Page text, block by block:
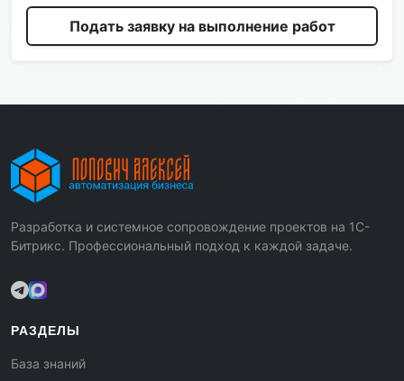
Подать заявку на выполнение работ
Разработка и системное сопровождение проектов на 1С-
Битрикс. Профессиональный подход к каждой задаче.
РАЗДЕЛЫ
База знаний